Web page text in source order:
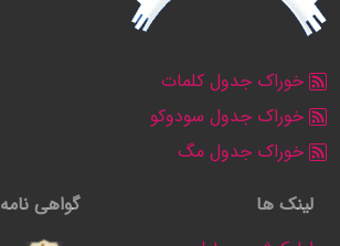
خوراک جدول کلمات
خوراک جدول سودوکو
خوراک جدول مگ
لینک ها
گواهی نامه